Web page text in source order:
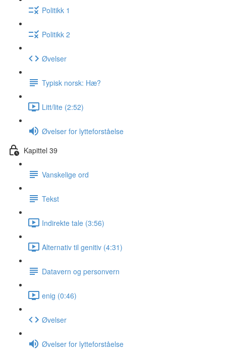
Politikk 1
Politikk 2
Øvelser
Typisk norsk: Hæ?
Litt/lite (2:52)
Øvelser for lytteforståelse
Kapittel 39
Vanskelige ord
Tekst
Indirekte tale (3:56)
Alternativ til genitiv (4:31)
Datavern og personvern
enig (0:46)
Øvelser
Øvelser for lytteforståelse